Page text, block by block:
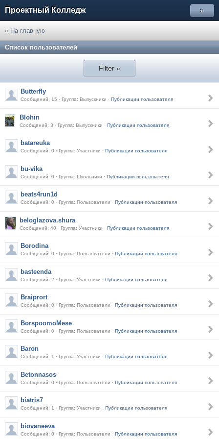
Проектный Колледж »
« На главную
Список пользователей
Filter »
Butterfly
Сообщений: 15 · Группа: Выпускники · Публикации пользователя
Blohin
Сообщений: 3 · Группа: Выпускники · Публикации пользователя
batareuka
Сообщений: 0 · Группа: Участники · Публикации пользователя
bu-vika
Сообщений: 0 · Группа: Школьники · Публикации пользователя
beats4run1d
Сообщений: 0 · Группа: Пользователи · Публикации пользователя
beloglazova.shura
Сообщений: 40 · Группа: Участники · Публикации пользователя
Borodina
Сообщений: 0 · Группа: Пользователи · Публикации пользователя
basteenda
Сообщений: 2 · Группа: Участники · Публикации пользователя
Braiprort
Сообщений: 0 · Группа: Пользователи · Публикации пользователя
BorspoomoMese
Сообщений: 0 · Группа: Пользователи · Публикации пользователя
Baron
Сообщений: 1 · Группа: Участники · Публикации пользователя
Betonnasos
Сообщений: 0 · Группа: Пользователи · Публикации пользователя
biatris7
Сообщений: 1 · Группа: Участники · Публикации пользователя
biovaneeva
Сообщений: 0 · Группа: Пользователи · Публикации пользователя